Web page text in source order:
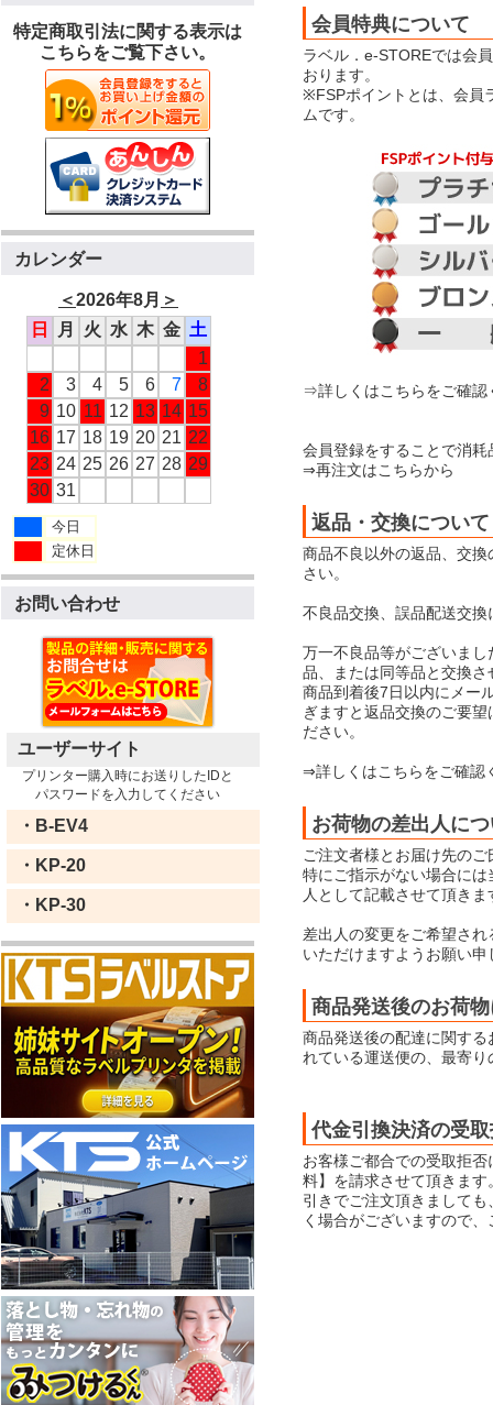
特定商取引法に関する表示は
こちらをご覧下さい。
カレンダー
＜2026年8月 ＞
日
月 火 水 木 金 土
1
2
3 4 5 6 7
8
9 10 11 12 13 14 15
16 17 18 19 20 21 22
23 24 25 26 27 28 29
30 31
今日
定休日
お問い合わせ
ユーザーサイト
プリンター購入時にお送りしたIDと
パスワードを入力してください
・B-EV4
・KP-20
・KP-30
会員特典について
ラベル．e-STOREでは会
おります。
※FSPポイントとは、会員
ムです。
⇒詳しくはこちらをご確認
会員登録をすることで消
⇒再注文はこちらから
返品・交換について
商品不良以外の返品、交
さい。
不良品交換、誤品配送交
万一不良品等がございま
品、または同等品と交換
商品到着後7日以内にメー
ぎますと返品交換のご要
ださい。
⇒詳しくはこちらをご確認
お荷物の差出人に
ご注文者様とお届け先の
特にご指示がない場合に
人として記載させて頂きま
差出人の変更をご希望さ
いただけますようお願い申
商品発送後のお荷
商品発送後の配達に関す
れている運送便の、最寄
代金引換決済の受
お客様ご都合での受取拒
料】を請求させて頂きま
引きでご注文頂きまして
く場合がございますので